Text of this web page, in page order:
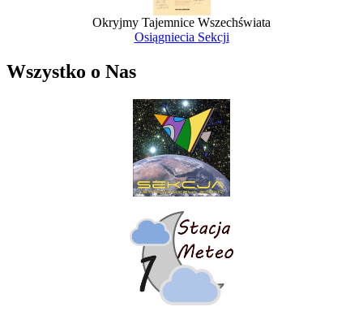
Okryjmy Tajemnice Wszechświata
Osiągniecia Sekcji
Wszystko o Nas